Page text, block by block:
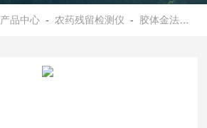
产品中心 - 农药残留检测仪 - 胶体金法农药残留检测仪